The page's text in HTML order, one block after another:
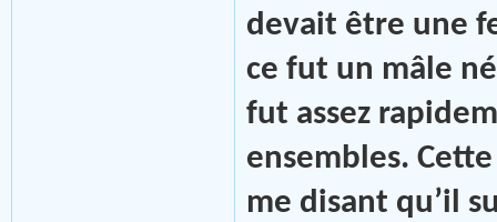
devait être une
ce fut un mâle
fut assez
ensembles.
me disant qu’il